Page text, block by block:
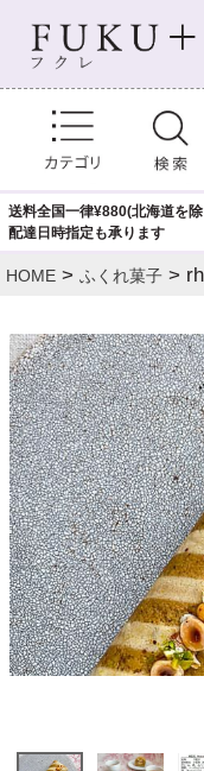
送料全国一律¥880(北海道を
配達日時指定も承ります
HOME ふくれ菓子